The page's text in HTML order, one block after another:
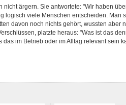
ärgern. Sie antwortete: "Wir haben
logisch viele Menschen entscheiden. Man
davon noch nichts gehört, wussten aber
platzte heraus: "Was ist das
im Betrieb oder im Alltag relevant sein